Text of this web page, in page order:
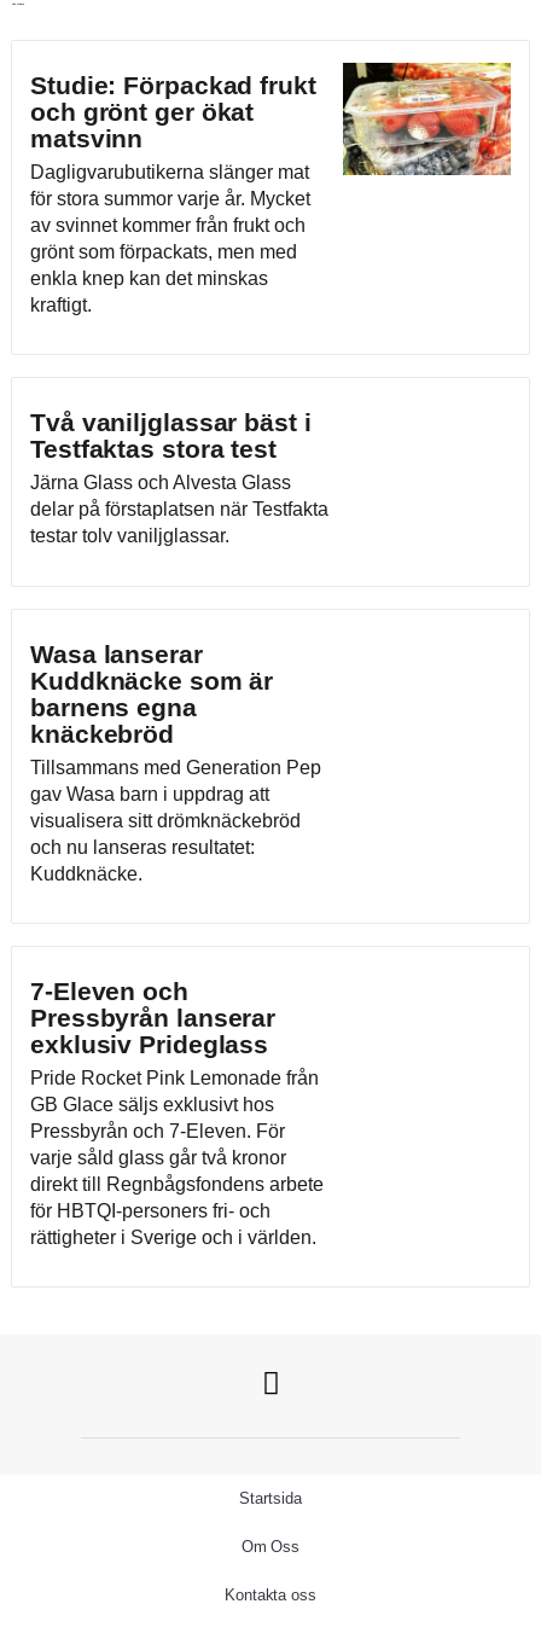
Studie: Förpackad frukt
och grönt ger ökat
matsvinn
Dagligvarubutikerna slänger mat
för stora summor varje år. Mycket
av svinnet kommer från frukt och
grönt som förpackats, men med
enkla knep kan det minskas
kraftigt.
Två vaniljglassar bäst i
Testfaktas stora test
Järna Glass och Alvesta Glass
delar på förstaplatsen när Testfakta
testar tolv vaniljglassar.
Wasa lanserar
Kuddknäcke som är
barnens egna
knäckebröd
Tillsammans med Generation Pep
gav Wasa barn i uppdrag att
visualisera sitt drömknäckebröd
och nu lanseras resultatet:
Kuddknäcke.
7-Eleven och
Pressbyrån lanserar
exklusiv Prideglass
Pride Rocket Pink Lemonade från
GB Glace säljs exklusivt hos
Pressbyrån och 7-Eleven. För
varje såld glass går två kronor
direkt till Regnbågsfondens arbete
för HBTQI-personers fri- och
rättigheter i Sverige och i världen.
Startsida
Om Oss
Kontakta oss